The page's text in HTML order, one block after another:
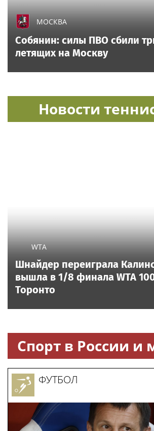
МОСКВА
Собянин: силы ПВО сбили
летящих на Москву
Новости
WTA
Шнайдер переиграла
вышла в 1/8 финала WTA
Торонто
Спорт в России и
ФУТБОЛ